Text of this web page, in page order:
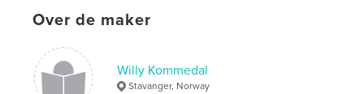
Over de maker
Willy Kommedal
Stavanger, Norway